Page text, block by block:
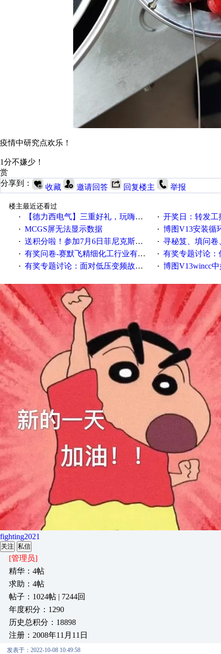
疫情中研究点欢乐！
1分不嫌少！
赏
分享到：
收藏 邀请回答 回复楼主 举报
楼主最近还看过
·
【德力西电气】三重好礼，玩嗨夏日！ · 开奖日：转发工控速派
· MCGS屏无法显示数据 · 博图V13安装循环重启
· 送积分啦！参加7月6日菲尼克斯在线研讨会即得 · 寻秘笈、填问卷
· 有奖问卷-赛默飞精细化工行业有奖调查来袭！ · 有奖专题讨论：伺服选择
· 有奖专题讨论：面对低压变频故障，老手是这样解决的！ · 博图V13wincc中如何
fighting2021
关注 私信
[管理员]
精华：4帖
求助：4帖
帖子：1024帖 | 7244回
年度积分：1290
历史总积分：18898
注册：2008年11月11日
发表于：2022-10-08 10:49:58